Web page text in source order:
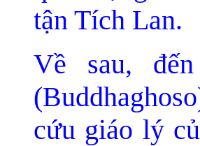
tận Tích Lan.
Về sau,
cứu giáo lý